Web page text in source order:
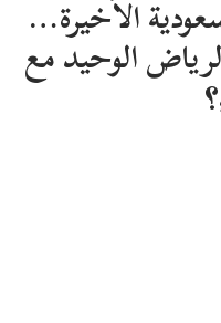
الأخيرة…
الوحيد مع